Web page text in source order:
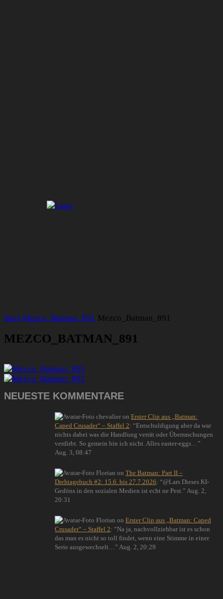
Start Mezco_Batman_891 Mezco_Batman_891
MEZCO_BATMAN_891
NEUESTE KOMMENTARE
chevalier on Erster Clip aus „Batman:
Caped Crusader“ – Staffel 2: “Entschuldigung aber da war
nichts dabei was die Handlung verrät oder Überraschungen
verdirbt. So gemein bin ich nicht. Alles easter-eggs… ”
Aug. 3, 08:47
Florian on The Batman: Part II –
Drehtagebuch #2: 15.6. bis 27.7.2026: “@Lars Dieses KI-
Gedöns in den sozialen Medien ist echt ne Pest. ” Aug. 2,
20:31
Florian on Erster Clip aus „Batman: Caped
Crusader“ – Staffel 2: “Na ja, nachvollziehbar ist es schon
das man es nicht so toll findet, wenn eine Stimme in einer
Serie ausgewechselt… ” Aug. 2, 20:29